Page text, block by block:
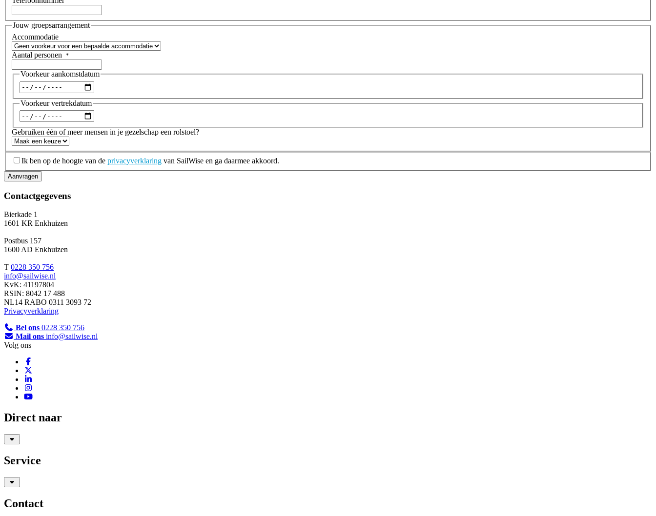
Jouw groepsarrangement
Accommodatie
Aantal personen *
Voorkeur aankomstdatum
Datum
Voorkeur vertrekdatum
Datum
Gebruiken één of meer mensen in je gezelschap een rolstoel?
AVG *
Ik ben op de hoogte van de privacyverklaring van SailWise en ga daarmee akkoord.
Aanvragen
Contactgegevens
Bierkade 1
1601 KR Enkhuizen
Postbus 157
1600 AD Enkhuizen
T 0228 350 756
info@sailwise.nl
KvK: 41197804
RSIN: 8042 17 488
NL14 RABO 0311 3093 72
Privacyverklaring
Bel ons 0228 350 756
Mail ons info@sailwise.nl
Volg ons
Direct naar
Service
Contact